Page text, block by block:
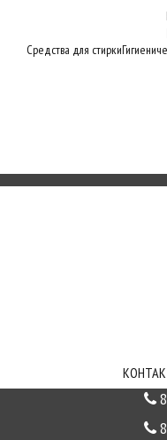
Средства для стирки